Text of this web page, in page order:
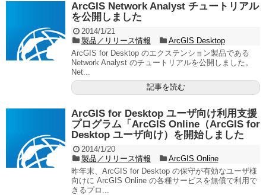
ArcGIS Network Analyst チュートリアル
を公開しました
2014/1/21
製品／リリース情報
ArcGIS Desktop
ArcGIS for Desktop のエクステンション製品である
Network Analyst のチュートリアルを公開しました。
Net...
記事を読む
ArcGIS for Desktop ユーザ向け利用支援
プログラム「ArcGIS Online（ArcGIS for
Desktop ユーザ向け）を開始しました
2014/1/20
製品／リリース情報
ArcGIS Online
昨年末、ArcGIS for Desktop の保守が有効なユーザ様
向けに ArcGIS Online の各種サービスを無償で利用で
きるプロ...